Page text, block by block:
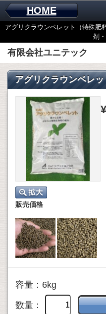
HOME
アグリクラウンペレット（特殊肥
剤
有限会社ユニテック
アグリクラウンペレ
販売価格
容量：6kg
数量：